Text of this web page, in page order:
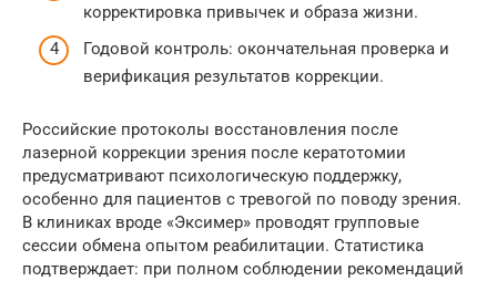
корректировка привычек и образа жизни.
Годовой контроль: окончательная проверка и
верификация результатов коррекции.
Российские протоколы восстановления после
лазерной коррекции зрения после кератотомии
предусматривают психологическую поддержку,
особенно для пациентов с тревогой по поводу зрения.
В клиниках вроде «Эксимер» проводят групповые
сессии обмена опытом реабилитации. Статистика
подтверждает: при полном соблюдении рекомендаций